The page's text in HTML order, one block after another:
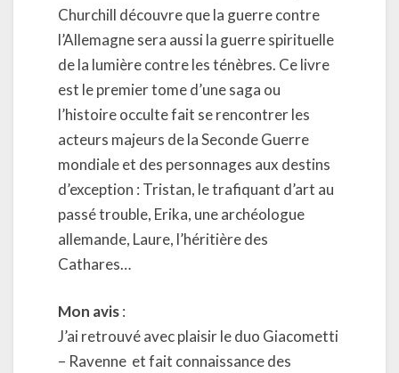
Churchill découvre que la guerre contre
l’Allemagne sera aussi la guerre spirituelle
de la lumière contre les ténèbres. Ce livre
est le premier tome d’une saga ou
l’histoire occulte fait se rencontrer les
acteurs majeurs de la Seconde Guerre
mondiale et des personnages aux destins
d’exception : Tristan, le trafiquant d’art au
passé trouble, Erika, une archéologue
allemande, Laure, l’héritière des
Cathares…
Mon avis:
J’ai retrouvé avec plaisir le duo Giacometti
– Ravenne et fait connaissance des